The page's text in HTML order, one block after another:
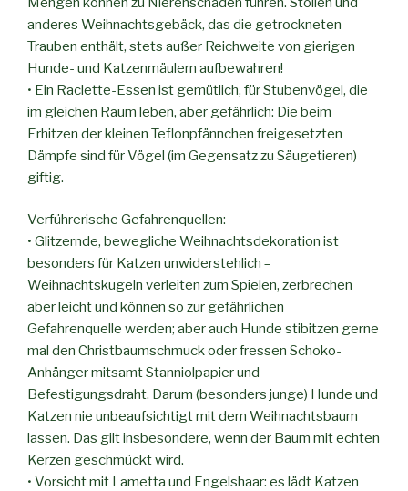
anderes Weihnachtsgebäck, das die getrockneten
Trauben enthält, stets außer Reichweite von gierigen
Hunde- und Katzenmäulern aufbewahren!
• Ein Raclette-Essen ist gemütlich, für Stubenvögel, die
im gleichen Raum leben, aber gefährlich: Die beim
Erhitzen der kleinen Teflonpfännchen freigesetzten
Dämpfe sind für Vögel (im Gegensatz zu Säugetieren)
giftig.
Verführerische Gefahrenquellen:
• Glitzernde, bewegliche Weihnachtsdekoration ist
besonders für Katzen unwiderstehlich –
Weihnachtskugeln verleiten zum Spielen, zerbrechen
aber leicht und können so zur gefährlichen
Gefahrenquelle werden; aber auch Hunde stibitzen gerne
mal den Christbaumschmuck oder fressen Schoko-
Anhänger mitsamt Stanniolpapier und
Befestigungsdraht. Darum (besonders junge) Hunde und
Katzen nie unbeaufsichtigt mit dem Weihnachtsbaum
lassen. Das gilt insbesondere, wenn der Baum mit echten
Kerzen geschmückt wird.
• Vorsicht mit Lametta und Engelshaar: es lädt Katzen